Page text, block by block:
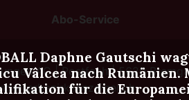
Daphne Gautschi
Vâlcea nach
für die
Abo-Service
AG | Postfach | 5620